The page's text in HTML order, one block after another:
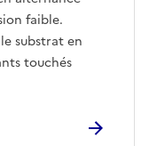
faible.
substrat en
touchés